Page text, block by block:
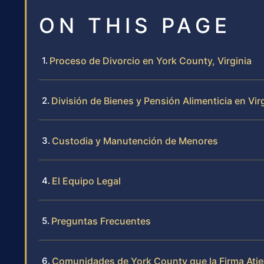
ON THIS PAGE
Proceso de Divorcio en York County, Virginia
División de Bienes y Pensión Alimenticia en
Custodia y Manutención de Menores
El Equipo Legal
Preguntas Frecuentes
Comunidades de York County que la Firma